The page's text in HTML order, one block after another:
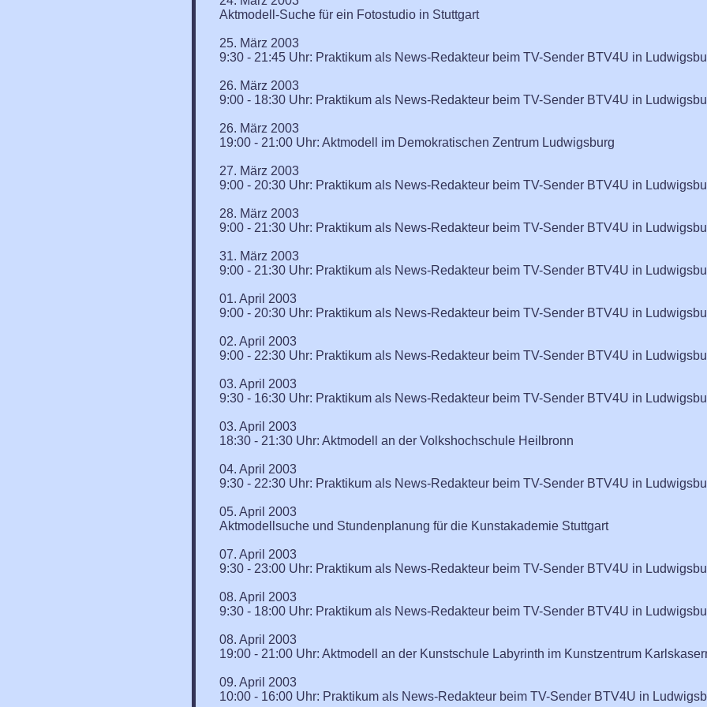
Aktmodell-Suche für ein Fotostudio in Stuttgart
25. März 2003
9:30 - 21:45 Uhr: Praktikum als News-Redakteur beim TV-Sender BTV4U in
26. März 2003
9:00 - 18:30 Uhr: Praktikum als News-Redakteur beim TV-Sender BTV4U in
26. März 2003
19:00 - 21:00 Uhr: Aktmodell im Demokratischen Zentrum Ludwigsburg
27. März 2003
9:00 - 20:30 Uhr: Praktikum als News-Redakteur beim TV-Sender BTV4U in
28. März 2003
9:00 - 21:30 Uhr: Praktikum als News-Redakteur beim TV-Sender BTV4U in
31. März 2003
9:00 - 21:30 Uhr: Praktikum als News-Redakteur beim TV-Sender BTV4U in
01. April 2003
9:00 - 20:30 Uhr: Praktikum als News-Redakteur beim TV-Sender BTV4U in
02. April 2003
9:00 - 22:30 Uhr: Praktikum als News-Redakteur beim TV-Sender BTV4U in
03. April 2003
9:30 - 16:30 Uhr: Praktikum als News-Redakteur beim TV-Sender BTV4U in
03. April 2003
18:30 - 21:30 Uhr: Aktmodell an der Volkshochschule Heilbronn
04. April 2003
9:30 - 22:30 Uhr: Praktikum als News-Redakteur beim TV-Sender BTV4U in
05. April 2003
Aktmodellsuche und Stundenplanung für die Kunstakademie Stuttgart
07. April 2003
9:30 - 23:00 Uhr: Praktikum als News-Redakteur beim TV-Sender BTV4U in
08. April 2003
9:30 - 18:00 Uhr: Praktikum als News-Redakteur beim TV-Sender BTV4U in
08. April 2003
19:00 - 21:00 Uhr: Aktmodell an der Kunstschule Labyrinth im Kunstzentrum
09. April 2003
10:00 - 16:00 Uhr: Praktikum als News-Redakteur beim TV-Sender BTV4U in